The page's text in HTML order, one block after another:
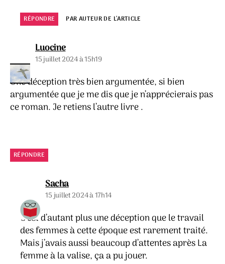
RÉPONDRE PAR AUTEUR DE L’ARTICLE
Luocinedit :
15 juillet 2024 à 15h19
Une déception très bien argumentée, si bien
argumentée que je me dis que je n’apprécierais pas
ce roman. Je retiens l’autre livre .
RÉPONDRE
Sachadit :
15 juillet 2024 à 17h14
C’est d’autant plus une déception que le travail
des femmes à cette époque est rarement traité.
Mais j’avais aussi beaucoup d’attentes après La
femme à la valise, ça a pu jouer.